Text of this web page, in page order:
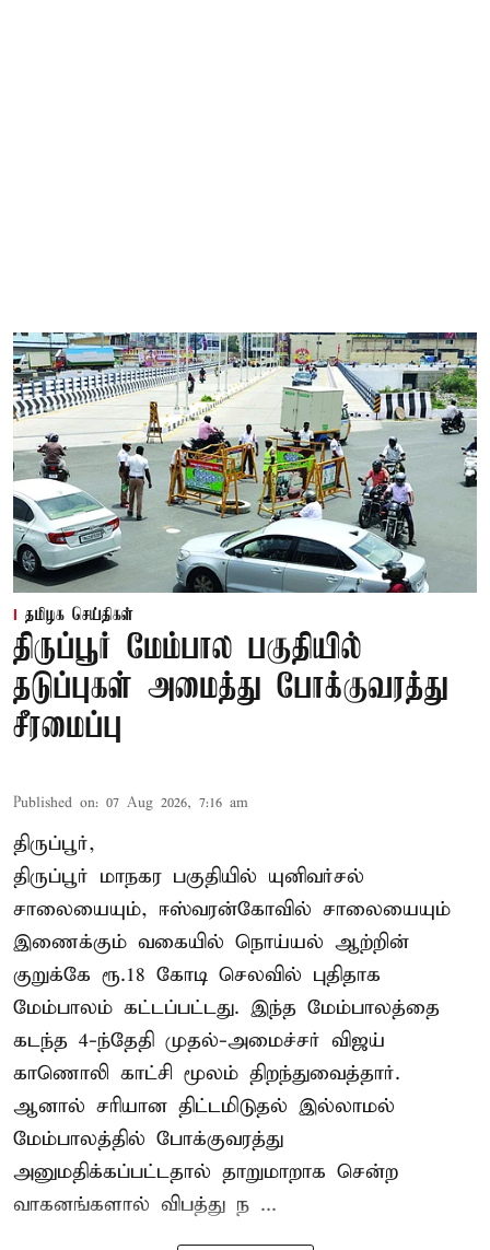
தமிழக செய்திகள்
திருப்பூர் மேம்பால பகுதியில்
தடுப்புகள் அமைத்து போக்குவரத்து
சீரமைப்பு
Published on: 07 Aug 2026, 7:16 am
திருப்பூர்,
திருப்பூர் மாநகர பகுதியில் யுனிவர்சல்
சாலையையும், ஈஸ்வரன்கோவில் சாலையையும்
இணைக்கும் வகையில் நொய்யல் ஆற்றின்
குறுக்கே ரூ.18 கோடி செலவில் புதிதாக
மேம்பாலம் கட்டப்பட்டது. இந்த மேம்பாலத்தை
கடந்த 4-ந்தேதி முதல்-அமைச்சர் விஜய்
காணொலி காட்சி மூலம் திறந்துவைத்தார்.
ஆனால் சரியான திட்டமிடுதல் இல்லாமல்
மேம்பாலத்தில் போக்குவரத்து
அனுமதிக்கப்பட்டதால் தாறுமாறாக சென்ற
வாகனங்களால் விபத்து ந ...